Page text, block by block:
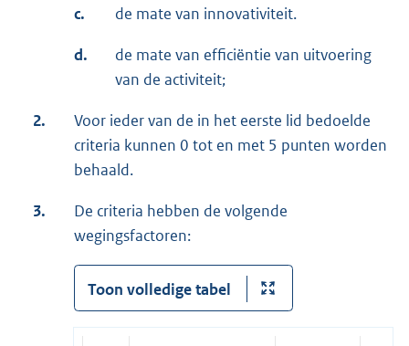
c. de mate van innovativiteit.
d.
de mate van efficiëntie van uitvoering
van de activiteit;
2.
Voor ieder van de in het eerste lid bedoelde
criteria kunnen 0 tot en met 5 punten worden
behaald.
3.
De criteria hebben de volgende
wegingsfactoren:
Toon volledige tabel